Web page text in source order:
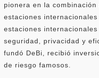
pionera en la
estaciones
estaciones
seguridad, privacidad y
fundó DeBi, recibió
de riesgo famosos.